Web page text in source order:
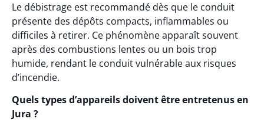
Le débistrage est recommandé dès que le conduit
présente des dépôts compacts, inflammables ou
difficiles à retirer. Ce phénomène apparaît souvent
après des combustions lentes ou un bois trop
humide, rendant le conduit vulnérable aux risques
d’incendie.
Quels types d’appareils doivent être entretenus en
Jura ?